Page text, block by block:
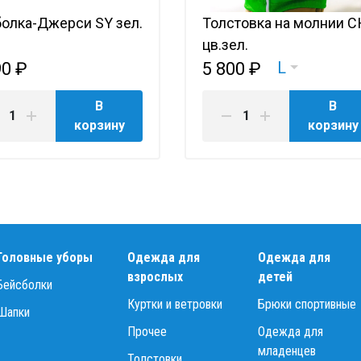
Джерси SY зел.
₽
В
корзину
Толстовка на молнии
цв.зел.
5 800 ₽ L
В
корзину
уборы
Одежда для
взрослых
Куртки и ветровки
Прочее
Одежда для
детей
Брюки спортивные
Одежда для
младенцев